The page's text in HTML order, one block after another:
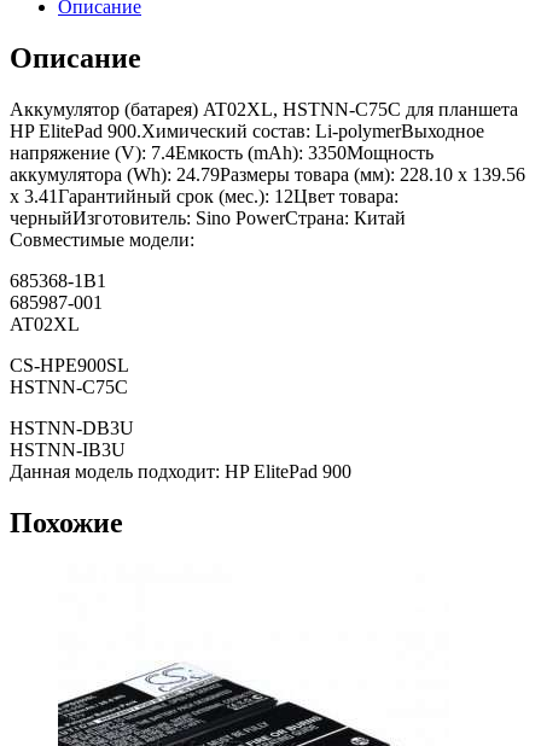
Описание
Описание
Аккумулятор (батарея) AT02XL, HSTNN-C75C для планшета
HP ElitePad 900.Химический состав: Li-polymerВыходное
напряжение (V): 7.4Емкость (mAh): 3350Мощность
аккумулятора (Wh): 24.79Размеры товара (мм): 228.10 x 139.56
x 3.41Гарантийный срок (мес.): 12Цвет товара:
черныйИзготовитель: Sino PowerСтрана: Китай
Совместимые модели:
685368-1B1
685987-001
AT02XL
CS-HPE900SL
HSTNN-C75C
HSTNN-DB3U
HSTNN-IB3U
Данная модель подходит: HP ElitePad 900
Похожие